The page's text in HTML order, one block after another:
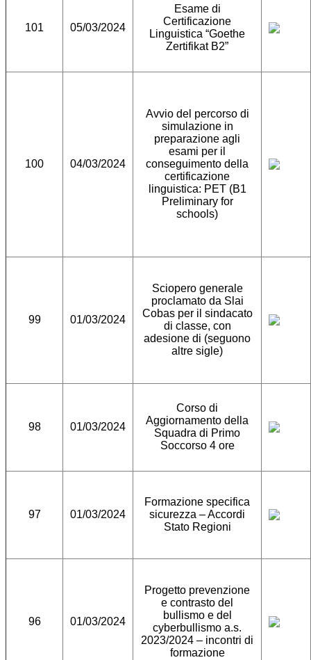
101 05/03/2024
Esame di
Certificazione
Linguistica “Goethe
Zertifikat B2”
100 04/03/2024
Avvio del percorso di
simulazione in
preparazione agli
esami per il
conseguimento della
certificazione
linguistica: PET (B1
Preliminary for
schools)
99 01/03/2024
Sciopero generale
proclamato da Slai
Cobas per il sindacato
di classe, con
adesione di (seguono
altre sigle)
98 01/03/2024
Corso di
Aggiornamento della
Squadra di Primo
Soccorso 4 ore
97 01/03/2024
Formazione specifica
sicurezza – Accordi
Stato Regioni
96 01/03/2024
Progetto prevenzione
e contrasto del
bullismo e del
cyberbullismo a.s.
2023/2024 – incontri di
formazione